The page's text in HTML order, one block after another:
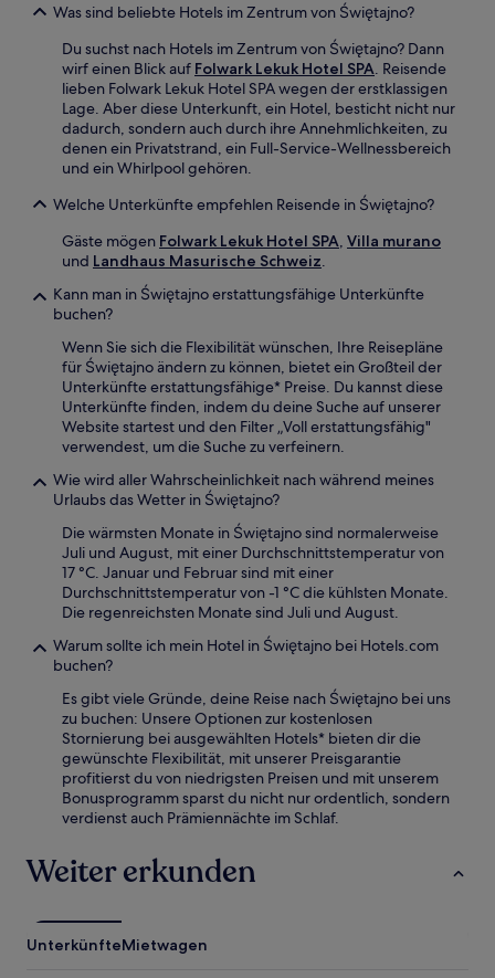
Was sind beliebte Hotels im Zentrum von Świętajno?
Du suchst nach Hotels im Zentrum von Świętajno? Dann
wirf einen Blick auf Folwark Lekuk Hotel SPA. Reisende
lieben Folwark Lekuk Hotel SPA wegen der erstklassigen
Lage. Aber diese Unterkunft, ein Hotel, besticht nicht nur
dadurch, sondern auch durch ihre Annehmlichkeiten, zu
denen ein Privatstrand, ein Full-Service-Wellnessbereich
und ein Whirlpool gehören.
Welche Unterkünfte empfehlen Reisende in Świętajno?
Gäste mögen Folwark Lekuk Hotel SPA, Villa murano
und Landhaus Masurische Schweiz.
Kann man in Świętajno erstattungsfähige Unterkünfte
buchen?
Wenn Sie sich die Flexibilität wünschen, Ihre Reisepläne
für Świętajno ändern zu können, bietet ein Großteil der
Unterkünfte erstattungsfähige* Preise. Du kannst diese
Unterkünfte finden, indem du deine Suche auf unserer
Website startest und den Filter „Voll erstattungsfähig"
verwendest, um die Suche zu verfeinern.
Wie wird aller Wahrscheinlichkeit nach während meines
Urlaubs das Wetter in Świętajno?
Die wärmsten Monate in Świętajno sind normalerweise
Juli und August, mit einer Durchschnittstemperatur von
17 °C. Januar und Februar sind mit einer
Durchschnittstemperatur von -1 °C die kühlsten Monate.
Die regenreichsten Monate sind Juli und August.
Warum sollte ich mein Hotel in Świętajno bei Hotels.com
buchen?
Es gibt viele Gründe, deine Reise nach Świętajno bei uns
zu buchen: Unsere Optionen zur kostenlosen
Stornierung bei ausgewählten Hotels* bieten dir die
gewünschte Flexibilität, mit unserer Preisgarantie
profitierst du von niedrigsten Preisen und mit unserem
Bonusprogramm sparst du nicht nur ordentlich, sondern
verdienst auch Prämiennächte im Schlaf.
Weiter erkunden
UnterkünfteMietwagen